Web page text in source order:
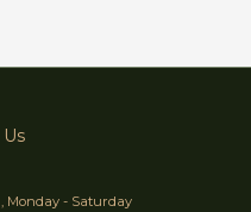
, Monday - Saturday